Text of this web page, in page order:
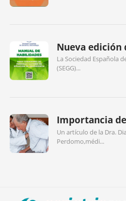
Nueva edición
La Sociedad Española
(SEGG)...
Importancia
Un artículo de la Dra.
Perdomo,médi...